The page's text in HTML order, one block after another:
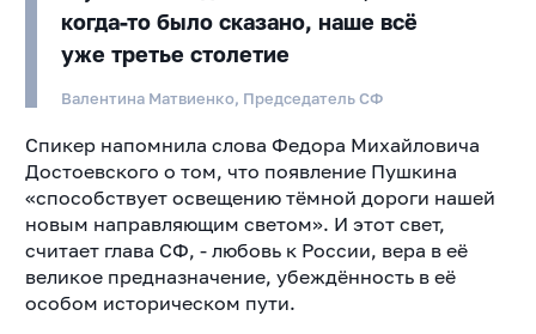
когда-то было сказано, наше всё
уже третье столетие
Валентина Матвиенко, Председатель СФ
Спикер напомнила слова Федора Михайловича
Достоевского о том, что появление Пушкина
«способствует освещению тёмной дороги нашей
новым направляющим светом». И этот свет,
считает глава СФ, - любовь к России, вера в её
великое предназначение, убеждённость в её
особом историческом пути.